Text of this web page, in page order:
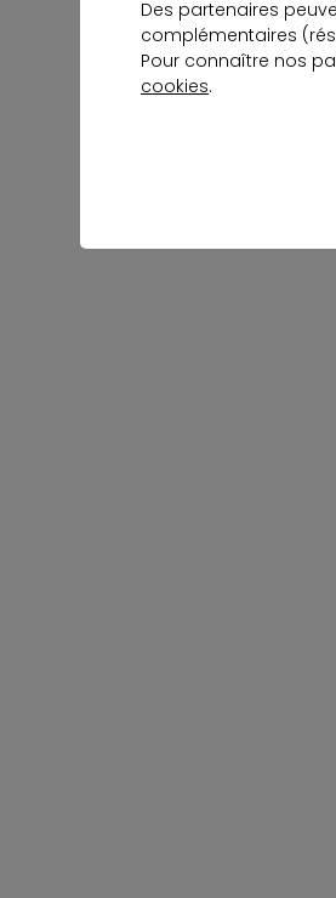
Des partenaires
complémentaires
Pour connaître nos
cookies.